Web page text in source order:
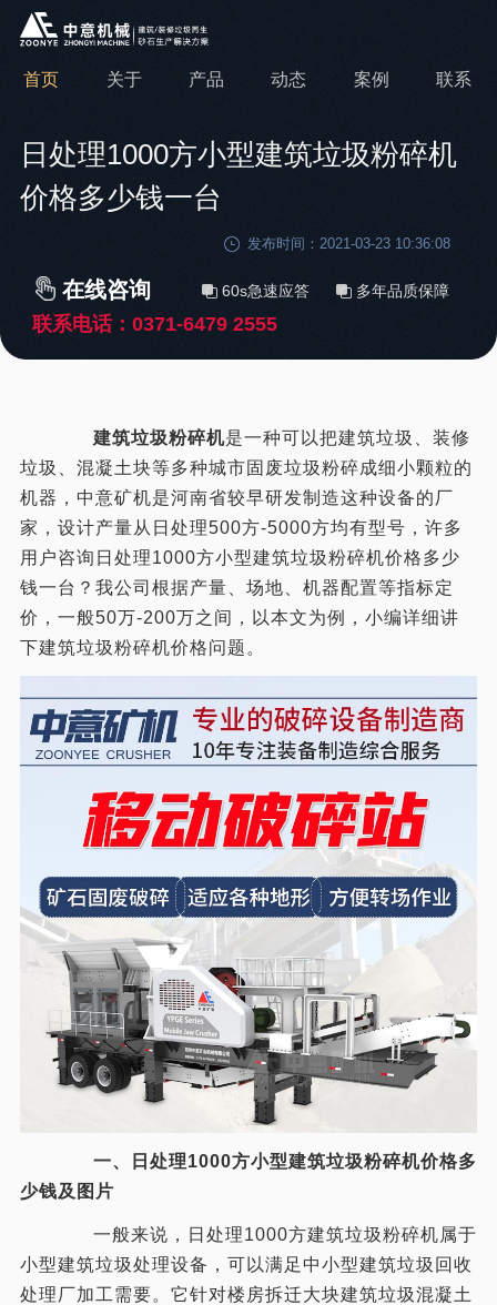
首页 关于 产品 动态 案例 联系
日处理1000方小型建筑垃圾粉碎机
价格多少钱一台
发布时间：2021-03-23 10:36:08
在线咨询 60s急速应答 多年品质保障
联系电话： 0371-6479 2555
建筑垃圾粉碎机是一种可以把建筑垃圾、装修
垃圾、混凝土块等多种城市固废垃圾粉碎成细小颗粒的
机器，中意矿机是河南省较早研发制造这种设备的厂
家，设计产量从日处理500方-5000方均有型号，许多
用户咨询日处理1000方小型建筑垃圾粉碎机价格多少
钱一台？我公司根据产量、场地、机器配置等指标定
价，一般50万-200万之间，以本文为例，小编详细讲
下建筑垃圾粉碎机价格问题。
一、日处理1000方小型建筑垃圾粉碎机价格多
少钱及图片
一般来说，日处理1000方建筑垃圾粉碎机属于
小型建筑垃圾处理设备，可以满足中小型建筑垃圾回收
处理厂加工需要。它针对楼房拆迁大块建筑垃圾混凝土